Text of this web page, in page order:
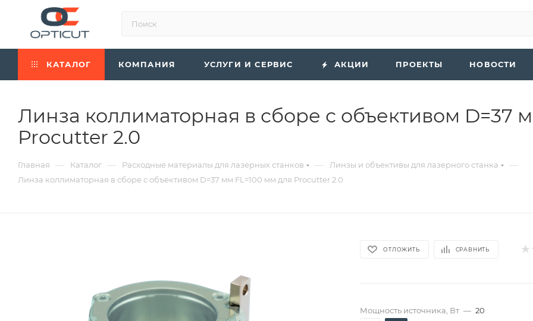
КАТАЛОГ КОМПАНИЯ УСЛУГИ И СЕРВИС АКЦИИ ПРОЕКТЫ НОВОСТИ
Линза коллиматорная в сборе с объективом D=37
Procutter 2.0
Главная — Каталог — Расходные материалы для лазерных станков — Линзы и объективы для лазерного станка —
Линза коллиматорная в сборе с объективом D=37 мм FL=100 мм для Procutter 2.0
ОТЛОЖИТЬ СРАВНИТЬ
Мощность источника, Вт — 20